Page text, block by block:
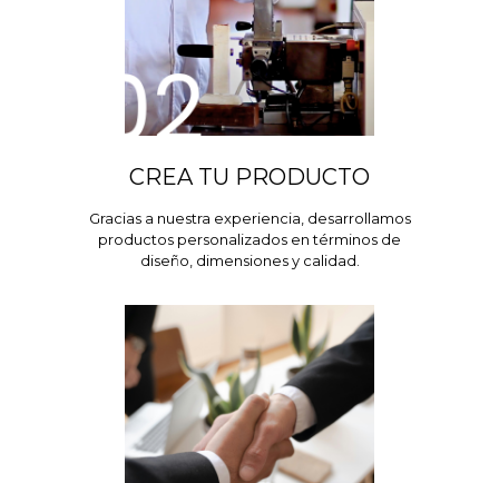
CREA TU PRODUCTO
Gracias a nuestra experiencia, desarrollamos
productos personalizados en términos de
diseño, dimensiones y calidad.